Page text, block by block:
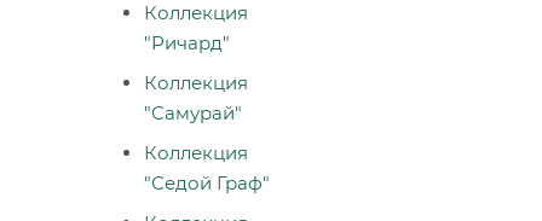
Коллекция
"Ричард"
Коллекция
"Самурай"
Коллекция
"Седой Граф"